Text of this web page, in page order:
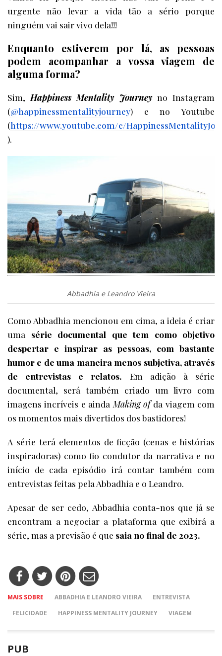
urgente não levar a vida tão a sério porque
ninguém vai sair vivo dela!!!
Enquanto estiverem por lá, as pessoas
podem acompanhar a vossa viagem de
alguma forma?
Sim, Happiness Mentality Journeyno Instagram
(@happinessmentalityjourney) e no Youtube
(https://www.youtube.com/c/
).
Abbadhia e Leandro Vieira
Como Abbadhia mencionou em cima, a ideia é criar
uma série documental que tem como objetivo
despertar e inspirar as pessoas, com bastante
humor e de uma maneira menos subjetiva, através
de entrevistas e relatos. Em adição à série
documental, será também criado um livro com
imagens incríveis e ainda Making ofda viagem com
os momentos mais divertidos dos bastidores!
A série terá elementos de ficção (cenas e histórias
inspiradoras) como fio condutor da narrativa e no
início de cada episódio irá contar também com
entrevistas feitas pela Abbadhia e o Leandro.
Apesar de ser cedo, Abbadhia conta-nos que já se
encontram a negociar a plataforma que exibirá a
série, mas a previsão é que saia no final de 2023.
MAIS SOBRE ABBADHIA E LEANDRO VIEIRA
ENTREVISTA
FELICIDADE
HAPPINESS MENTALITY JOURNEY VIAGEM
PUB